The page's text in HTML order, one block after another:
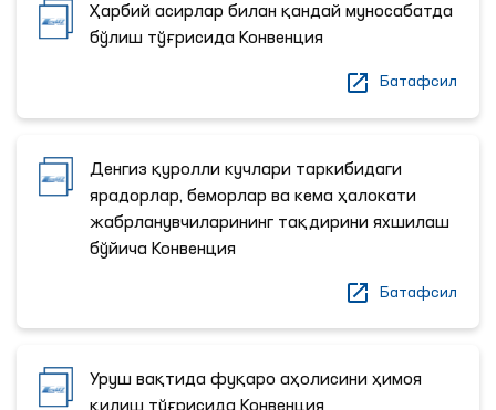
Ҳарбий асирлар билан қандай муносабатда
бўлиш тўғрисида Конвенция
Батафсил
Денгиз қуролли кучлари таркибидаги
ярадорлар, беморлар ва кема ҳалокати
жабрланувчиларининг тақдирини яхшилаш
бўйича Конвенция
Батафсил
Уруш вақтида фуқаро аҳолисини ҳимоя